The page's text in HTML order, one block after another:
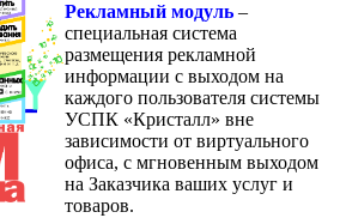
Рекламный модуль –
специальная система
размещения рекламной
информации с выходом на
каждого пользователя системы
УСПК «Кристалл» вне
зависимости от виртуального
офиса, с мгновенным выходом
на Заказчика ваших услуг и
товаров.